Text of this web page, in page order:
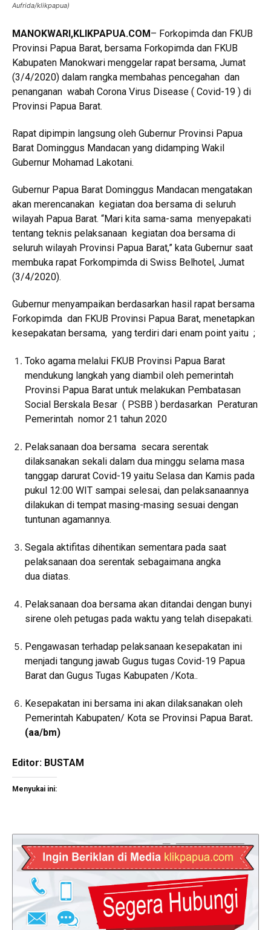
Aufrida/klikpapua)
MANOKWARI,KLIKPAPUA.COM– Forkopimda dan FKUB
Provinsi Papua Barat, bersama Forkopimda dan FKUB
Kabupaten Manokwari menggelar rapat bersama, Jumat
(3/4/2020) dalam rangka membahas pencegahan dan
penanganan wabah Corona Virus Disease ( Covid-19 ) di
Provinsi Papua Barat.
Rapat dipimpin langsung oleh Gubernur Provinsi Papua
Barat Dominggus Mandacan yang didamping Wakil
Gubernur Mohamad Lakotani.
Gubernur Papua Barat Dominggus Mandacan mengatakan
akan merencanakan kegiatan doa bersama di seluruh
wilayah Papua Barat. “Mari kita sama-sama menyepakati
tentang teknis pelaksanaan kegiatan doa bersama di
seluruh wilayah Provinsi Papua Barat,” kata Gubernur saat
membuka rapat Forkompimda di Swiss Belhotel, Jumat
(3/4/2020).
Gubernur menyampaikan berdasarkan hasil rapat bersama
Forkopimda dan FKUB Provinsi Papua Barat, menetapkan
kesepakatan bersama, yang terdiri dari enam point yaitu ;
Toko agama melalui FKUB Provinsi Papua Barat
mendukung langkah yang diambil oleh pemerintah
Provinsi Papua Barat untuk melakukan Pembatasan
Social Berskala Besar ( PSBB ) berdasarkan Peraturan
Pemerintah nomor 21 tahun 2020
Pelaksanaan doa bersama secara serentak
dilaksanakan sekali dalam dua minggu selama masa
tanggap darurat Covid-19 yaitu Selasa dan Kamis pada
pukul 12:00 WIT sampai selesai, dan pelaksanaannya
dilakukan di tempat masing-masing sesuai dengan
tuntunan agamannya.
Segala aktifitas dihentikan sementara pada saat
pelaksanaan doa serentak sebagaimana angka
dua diatas.
Pelaksanaan doa bersama akan ditandai dengan bunyi
sirene oleh petugas pada waktu yang telah disepakati.
Pengawasan terhadap pelaksanaan kesepakatan ini
menjadi tangung jawab Gugus tugas Covid-19 Papua
Barat dan Gugus Tugas Kabupaten /Kota..
Kesepakatan ini bersama ini akan dilaksanakan oleh
Pemerintah Kabupaten/ Kota se Provinsi Papua Barat.
(aa/bm)
Editor: BUSTAM
Menyukai ini: